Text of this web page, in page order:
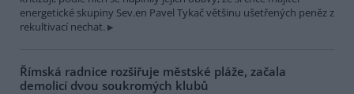
energetické skupiny Sev.en Pavel Tykač většinu ušetřených peněz z
rekultivací nechat.
Římská radnice rozšiřuje městské pláže, začala
demolicí dvou soukromých klubů